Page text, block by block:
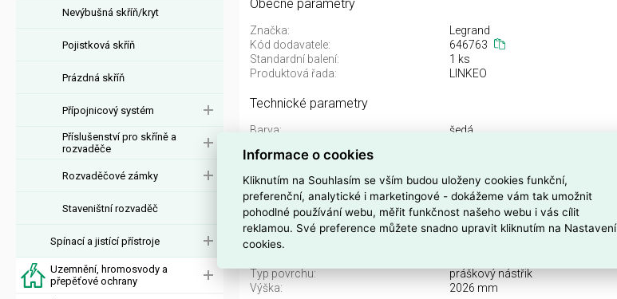
Nevýbušná skříň/kryt
Pojistková skříň
Prázdná skříň
Přípojnicový systém
Příslušenství pro skříně a
rozvaděče
Rozvaděčové zámky
Staveništní rozvaděč
Spínací a jistící přístroje
Uzemnění, hromosvody a
přepěťové ochrany
Obecné parametry
Značka: Legrand
Kód dodavatele:
646763
Standardní balení:
1 ks
Produktová řada:
LINKEO
Technické parametry
Barva: šedá
Materiál:
Max. nosnost:
400 kg
Počet dveří:
1
S bočnicí:
ano
S předními dveřmi:
ano
S uzemněním:
ano
Se zadními dveřmi:
Typ povrchu:
práškový nástřik
Výška:
2026 mm
Informace o cookies
Kliknutím na Souhlasím se vším budou uloženy cookies funkční,
preferenční, analytické i marketingové - dokážeme vám tak umožnit
pohodlné používání webu, měřit funkčnost našeho webu i vás cílit
reklamou. Své preference můžete snadno upravit kliknutím na Nastavení
cookies.